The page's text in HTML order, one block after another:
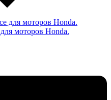
моторов Honda.